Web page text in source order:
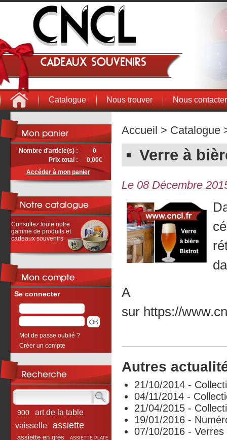
Cadeaux souvenirs
Catalogue Nous trouver Nous contacter
Accueil > Catalogue
Verre à
Le 08 Décembre
A
sur https://
Autres
21/10/2014 -
04/11/2014 -
21/04/2015 -
19/01/2016 -
07/10/2016 -
Nombre d'article(s) :
0
Prix total :
0,00€
Accéder à mon panier
Consultez toute notre
gamme de produits et
cadeaux souvenirs
Se connecter
Mot de passe oublié ?
Créer un compte
900
art de la table
vaisselle
assiette
assiette en grès ASSIETTE PLATE